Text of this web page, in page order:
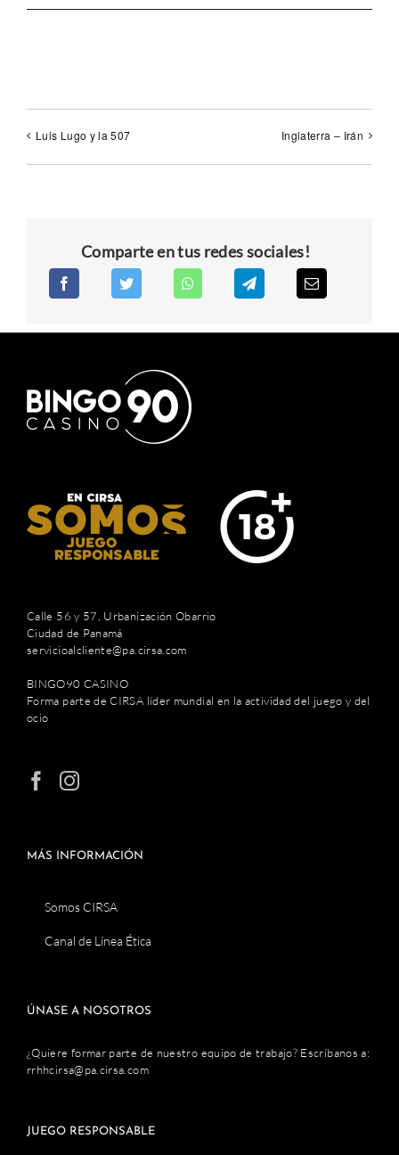
Luis Lugo y la 507 Inglaterra – Irán
Comparte en tus redes sociales!
Calle 56 y 57, Urbanización Obarrio
Ciudad de Panamá
servicioalcliente@pa.cirsa.com
BINGO90 CASINO
Forma parte de CIRSA líder mundial en la actividad del juego y del
ocio
MÁS INFORMACIÓN
Somos CIRSA
Canal de Línea Ética
ÚNASE A NOSOTROS
¿Quiere formar parte de nuestro equipo de trabajo? Escríbanos a:
rrhhcirsa@pa.cirsa.com
JUEGO RESPONSABLE